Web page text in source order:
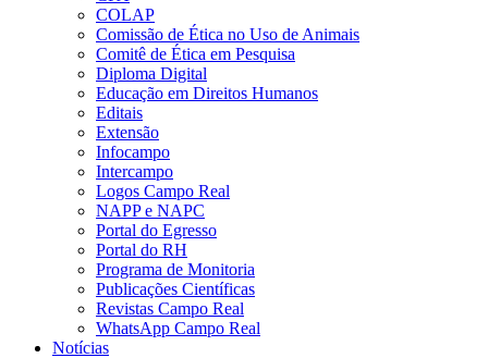
COLAP
Comissão de Ética no Uso de Animais
Comitê de Ética em Pesquisa
Diploma Digital
Educação em Direitos Humanos
Editais
Extensão
Infocampo
Intercampo
Logos Campo Real
NAPP e NAPC
Portal do Egresso
Portal do RH
Programa de Monitoria
Publicações Científicas
Revistas Campo Real
WhatsApp Campo Real
Notícias